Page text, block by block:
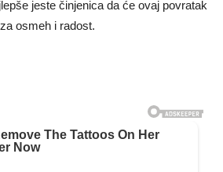
jeste činjenica da će ovaj povratak
osmeh i radost.